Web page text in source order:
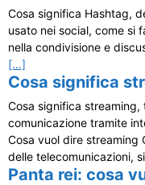
Cosa significa Hashtag,
usato nei social, come si
nella condivisione e
[…]
Cosa significa
Cosa significa
comunicazione tramite
Cosa vuol dire streaming
delle telecomunicazioni,
Panta rei: cosa